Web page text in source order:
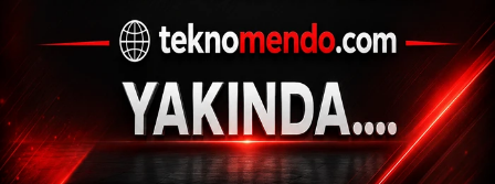
Sokak ortasında mastürbasyon yapan
şahıs gözaltına alındı
ABONE OL